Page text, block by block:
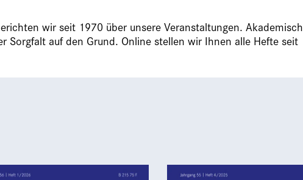
wir seit 1970 über unsere Veranstaltungen. Akademisch
Sorgfalt auf den Grund. Online stellen wir Ihnen alle Hefte seit